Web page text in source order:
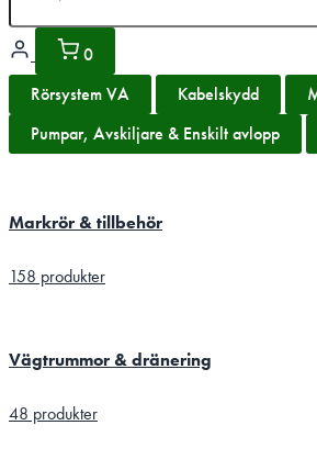
0
Rörsystem VA
Kabelskydd
Pumpar, Avskiljare & Enskilt avlopp
Markrör & tillbehör
158 produkter
Vägtrummor & dränering
48 produkter